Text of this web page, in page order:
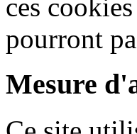
ces
pourront
Mesure